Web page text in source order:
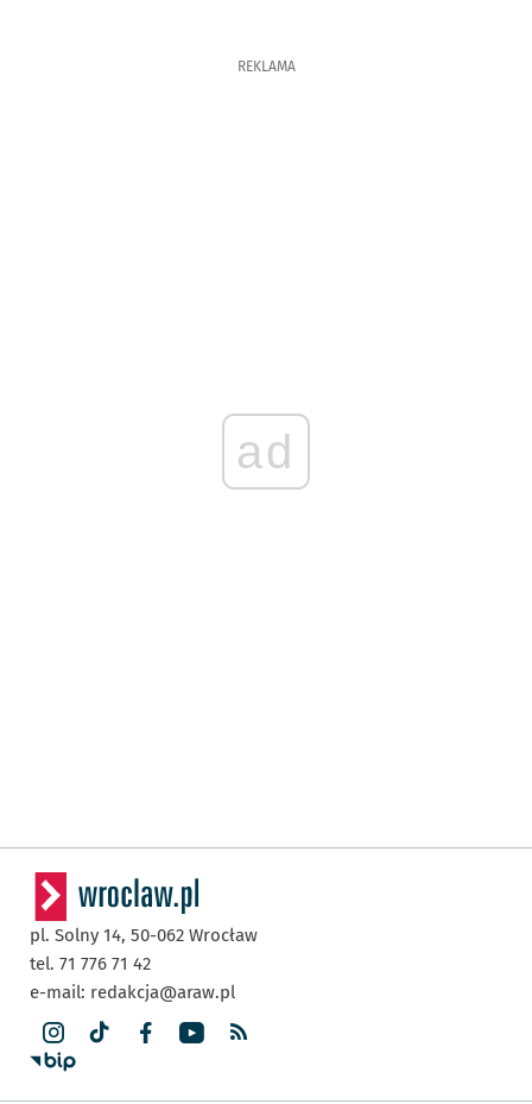
REKLAMA
ad
pl. Solny 14, 50-062 Wrocław
tel. 71 776 71 42
e-mail: redakcja@araw.pl